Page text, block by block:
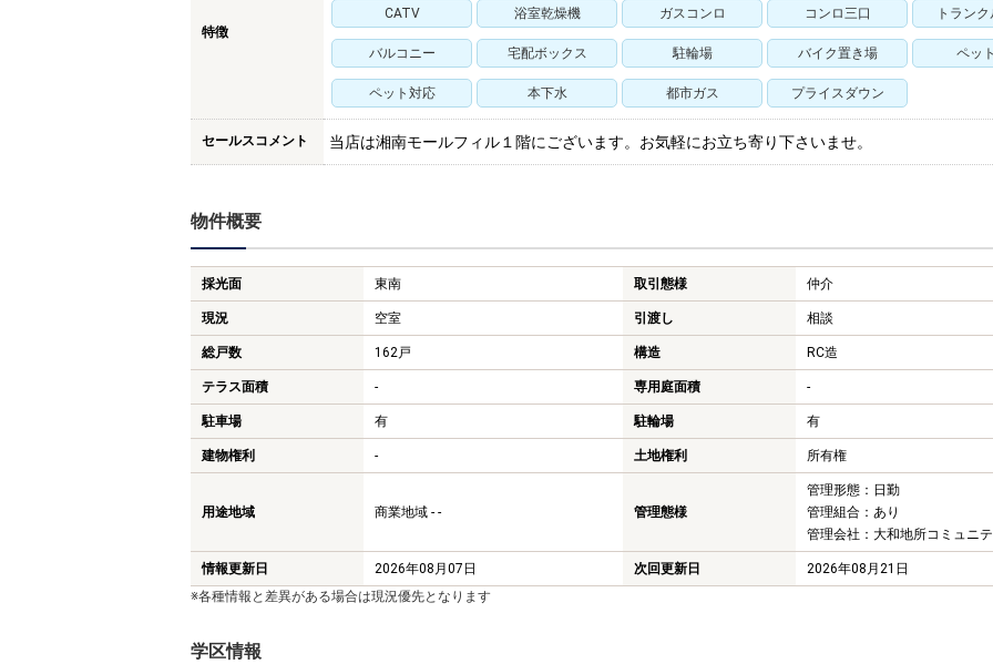
特徴
CATV 浴室乾燥機 ガスコンロ コンロ三口 トラン
バルコニー 宅配ボックス 駐輪場 バイク置き場 ペッ
ペット対応 本下水 都市ガス プライスダウン
セールスコメント 当店は湘南モールフィル１階にございます。お気軽にお立ち寄り下さいませ。
物件概要
採光面 東南 取引態様 仲介
現況 空室 引渡し 相談
総戸数 162戸 構造 RC造
テラス面積 - 専用庭面積 -
駐車場 有 駐輪場 有
建物権利 - 土地権利 所有権
用途地域 商業地域 - - 管理態様
管理形態：日勤
管理組合：あり
管理会社：大和地所コミュニ
情報更新日 2026年08月07日 次回更新日
2026年08月21日
※各種情報と差異がある場合は現況優先となります
学区情報